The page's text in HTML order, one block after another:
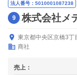
法人番号：5010001087238
9 株式会社メ
東京都中央区京橋3丁
商社
売上：